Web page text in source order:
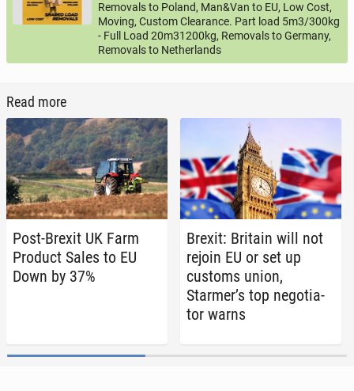
Removals to Poland, Man&Van to EU, Low Cost,
Moving, Custom Clearance. Part load 5m3/300kg
- Full Load 20m31200kg, Removals to Germany,
Removals to Netherlands
Read more
Post-Brexit UK Farm
Product Sales to EU
Down by 37%
Brexit: Britain will not
rejoin EU or set up
customs union,
Starmer’s top ne­go­tia­
tor warns